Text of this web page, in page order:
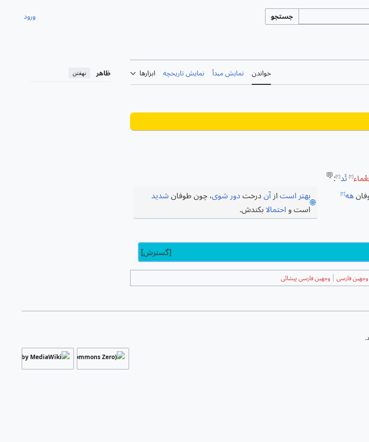
جستجو ورود
خواندن نمایش مبدأ نمایش تاریخچه ابزارها ظاهر نهفتن
[؟] ئَد[؟]:
💬
هه[؟]
🌐
بهتر استازآندرخت دور شوی، چون طوفان شدید
است و احتمالابکندش.
وجهین فارسی وجهین فارسی پیشائی